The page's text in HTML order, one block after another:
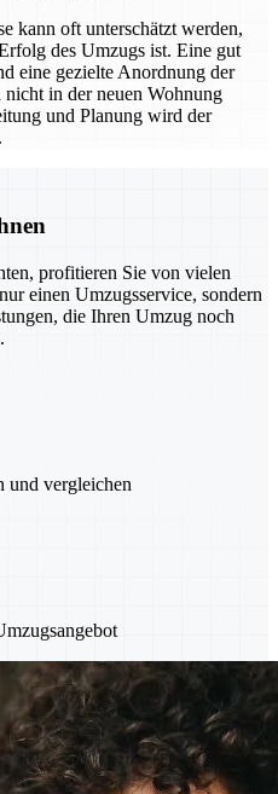
kann oft unterschätzt werden,
des Umzugs ist. Eine gut
eine gezielte Anordnung der
nicht in der neuen Wohnung
und Planung wird der
profitieren Sie von vielen
einen Umzugsservice, sondern
die Ihren Umzug noch
und vergleichen